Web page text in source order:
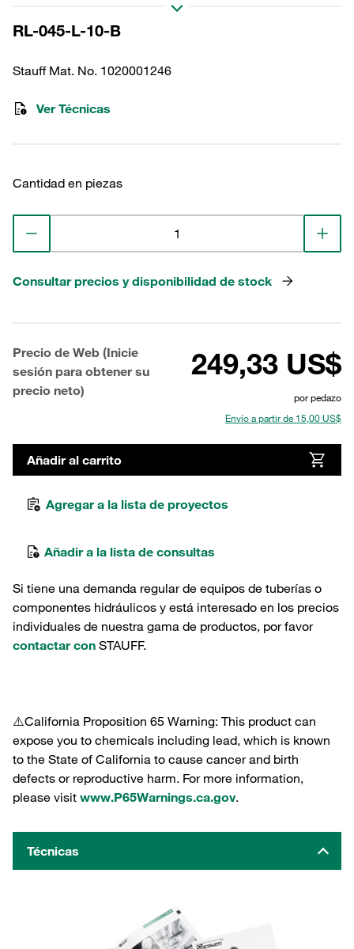
exterior (mm): 99 Diámetro interior
(mm): 48,5 Longitud (mm): 218 Sellado:
RL-045-L-10-B
Stauff Mat. No. 1020001246
Ver Técnicas
Cantidad en piezas
Consultar precios y disponibilidad de stock
Precio de Web (Inicie
sesión para obtener su
precio neto)
249,33 US$
por pedazo
Envío a partir de 15,00 US$
Añadir al carrito
Agregar a la lista de proyectos
Añadir a la lista de consultas
Si tiene una demanda regular de equipos de tuberías o
componentes hidráulicos y está interesado en los precios
individuales de nuestra gama de productos, por favor
contactar con STAUFF.
⚠️California Proposition 65 Warning: This product can
expose you to chemicals including lead, which is known
to the State of California to cause cancer and birth
defects or reproductive harm. For more information,
please visit www.P65Warnings.ca.gov.
Técnicas